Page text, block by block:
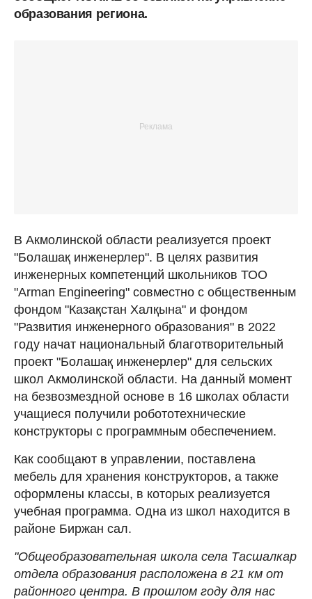
образования региона.
В Акмолинской области реализуется проект
"Болашақ инженерлер". В целях развития
инженерных компетенций школьников ТОО
"Arman Engineering" совместно с общественным
фондом "Казақстан Халқына" и фондом
"Развития инженерного образования" в 2022
году начат национальный благотворительный
проект "Болашақ инженерлер" для сельских
школ Акмолинской области. На данный момент
на безвозмездной основе в 16 школах области
учащиеся получили робототехнические
конструкторы с программным обеспечением.
Как сообщают в управлении, поставлена
мебель для хранения конструкторов, а также
оформлены классы, в которых реализуется
учебная программа. Одна из школ находится в
районе Биржан сал.
"Общеобразовательная школа села Тасшалкар
отдела образования расположена в 21 км от
районного центра. В прошлом году для нас